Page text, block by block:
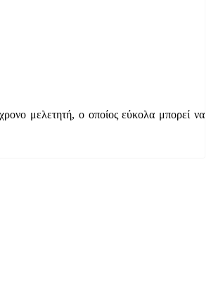
μελετητή, ο οποίος εύκολα μπορεί να